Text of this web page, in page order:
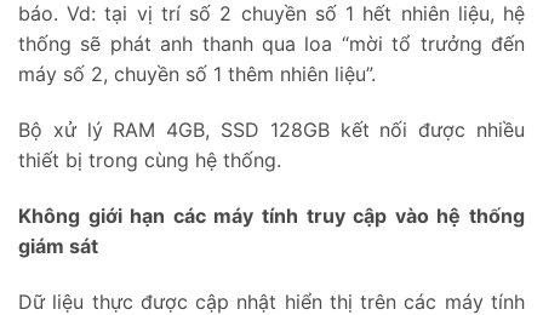
báo. Vd: tại vị trí số 2 chuyền số 1 hết nhiên liệu, hệ
thống sẽ phát anh thanh qua loa “mời tổ trưởng đến
máy số 2, chuyền số 1 thêm nhiên liệu”.
Bộ xử lý RAM 4GB, SSD 128GB kết nối được nhiều
thiết bị trong cùng hệ thống.
Không giới hạn các máy tính truy cập vào hệ thống
giám sát
Dữ liệu thực được cập nhật hiển thị trên các máy tính